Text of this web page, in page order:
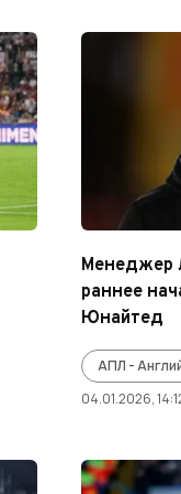
Менеджер
раннее
Юнайтед
АПЛ -
04.01.2026,